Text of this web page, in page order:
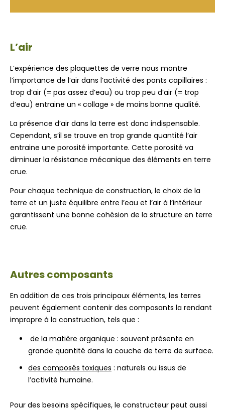
L’air
L’expérience des plaquettes de verre nous montre
l’importance de l’air dans l’activité des ponts capillaires :
trop d’air (= pas assez d’eau) ou trop peu d’air (= trop
d’eau) entraine un « collage » de moins bonne qualité.
La présence d’air dans la terre est donc indispensable.
Cependant, s’il se trouve en trop grande quantité l’air
entraine une porosité importante. Cette porosité va
diminuer la résistance mécanique des éléments en terre
crue.
Pour chaque technique de construction, le choix de la
terre et un juste équilibre entre l’eau et l’air à l’intérieur
garantissent une bonne cohésion de la structure en terre
crue.
Autres composants
En addition de ces trois principaux éléments, les terres
peuvent également contenir des composants la rendant
impropre à la construction, tels que :
de la matière organique : souvent présente en
grande quantité dans la couche de terre de surface.
des composés toxiques : naturels ou issus de
l’activité humaine.
Pour des besoins spécifiques, le constructeur peut aussi